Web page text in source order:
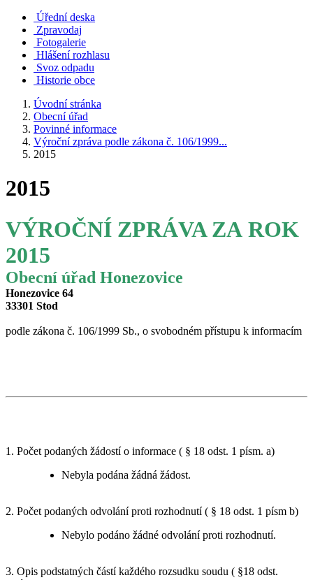
Úřední deska
Zpravodaj
Fotogalerie
Hlášení rozhlasu
Svoz odpadu
Historie obce
Úvodní stránka
Obecní úřad
Povinné informace
Výroční zpráva podle zákona č. 106/1999...
2015
2015
VÝROČNÍ ZPRÁVA ZA ROK
2015
Obecní úřad Honezovice
Honezovice 64
33301 Stod
podle zákona č. 106/1999 Sb., o svobodném přístupu k informacím
1. Počet podaných žádostí o informace ( § 18 odst. 1 písm. a)
Nebyla podána žádná žádost.
2. Počet podaných odvolání proti rozhodnutí ( § 18 odst. 1 písm b)
Nebylo podáno žádné odvolání proti rozhodnutí.
3. Opis podstatných částí každého rozsudku soudu ( §18 odst.